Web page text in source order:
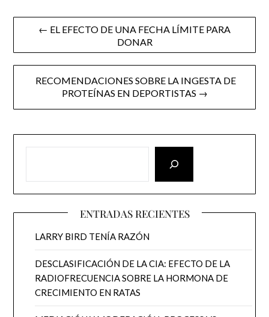
Post← EL EFECTO DE UNA FECHA LÍMITE PARA
DONAR
RECOMENDACIONES SOBRE LA INGESTA DE
PROTEÍNAS EN DEPORTISTAS →
ENTRADAS RECIENTES
LARRY BIRD TENÍA RAZÓN
DESCLASIFICACIÓN DE LA CIA: EFECTO DE LA
RADIOFRECUENCIA SOBRE LA HORMONA DE
CRECIMIENTO EN RATAS